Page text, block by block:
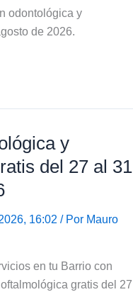
odontológica y
de 2026.
y
del 27 al 31
16:02 / Por Mauro
en tu Barrio con
gratis del 27